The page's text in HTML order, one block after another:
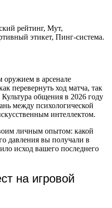
рейтинг, Мут,
этикет, Пинг-система.
в арсенале
перевернуть ход матча, так
общения в 2026 году
между психологической
интеллектом.
личным опытом: какой
давления вы получали в
исход вашего последнего
на игровой